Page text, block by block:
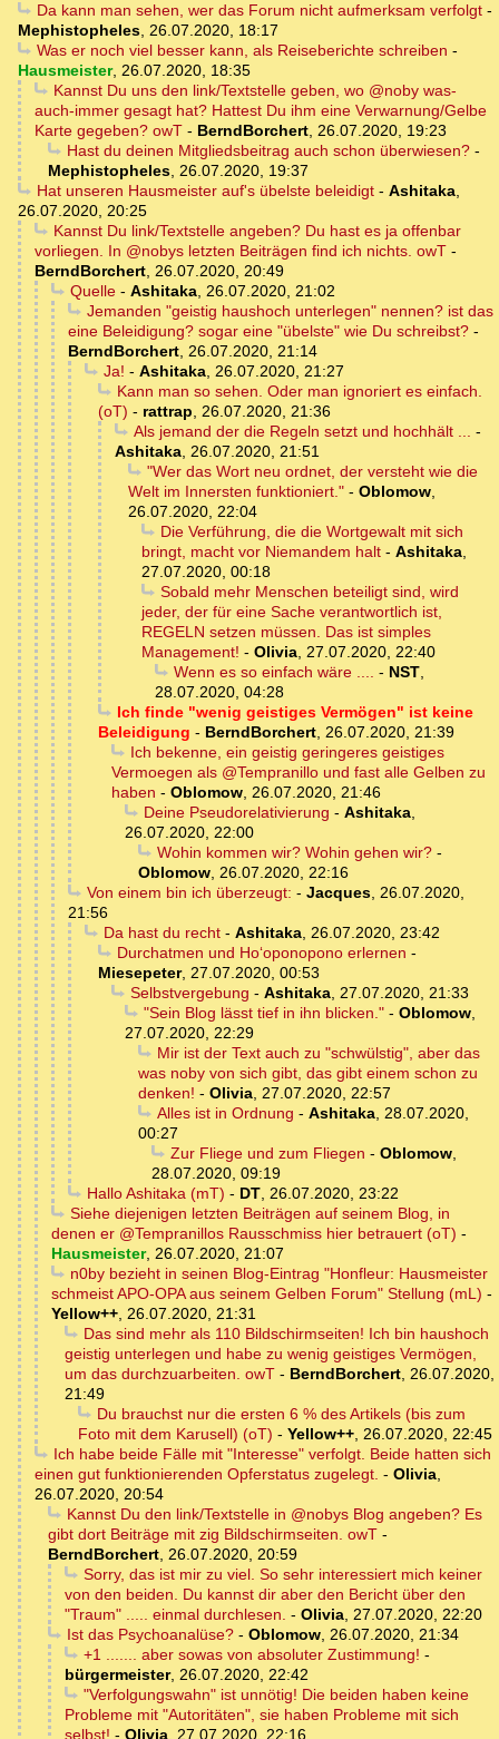
Da kann man sehen, wer das Forum nicht aufmerksam verfolgt-
Mephistopheles, 26.07.2020, 18:17
Was er noch viel besser kann, als Reiseberichte schreiben -
Hausmeister, 26.07.2020, 18:35
Kannst Du uns den link/Textstelle geben, wo @noby was-
auch-immer gesagt hat? Hattest Du ihm eine Verwarnung/Gelbe
Karte gegeben? owT - BerndBorchert, 26.07.2020, 19:23
Hast du deinen Mitgliedsbeitrag auch schon überwiesen?-
Mephistopheles, 26.07.2020, 19:37
Hat unseren Hausmeister auf's übelste beleidigt- Ashitaka,
26.07.2020, 20:25
Kannst Du link/Textstelle angeben? Du hast es ja offenbar
vorliegen. In @nobys letzten Beiträgen find ich nichts. owT -
BerndBorchert, 26.07.2020, 20:49
Quelle- Ashitaka, 26.07.2020, 21:02
Jemanden "geistig haushoch unterlegen" nennen? ist das
eine Beleidigung? sogar eine "übelste" wie Du schreibst? -
BerndBorchert, 26.07.2020, 21:14
Ja! - Ashitaka, 26.07.2020, 21:27
Kann man so sehen. Oder man ignoriert es einfach.
(oT) - rattrap, 26.07.2020, 21:36
Als jemand der die Regeln setzt und hochhält ... -
Ashitaka, 26.07.2020, 21:51
"Wer das Wort neu ordnet, der versteht wie die
Welt im Innersten funktioniert." - Oblomow,
26.07.2020, 22:04
Die Verführung, die die Wortgewalt mit sich
bringt, macht vor Niemandem halt - Ashitaka,
27.07.2020, 00:18
Sobald mehr Menschen beteiligt sind, wird
jeder, der für eine Sache verantwortlich ist,
REGELN setzen müssen. Das ist simples
Management! - Olivia, 27.07.2020, 22:40
Wenn es so einfach wäre .... - NST,
28.07.2020, 04:28
Ich finde "wenig geistiges Vermögen" ist keine
Beleidigung - BerndBorchert, 26.07.2020, 21:39
Ich bekenne, ein geistig geringeres geistiges
Vermoegen als @Tempranillo und fast alle Gelben zu
haben - Oblomow, 26.07.2020, 21:46
Deine Pseudorelativierung - Ashitaka,
26.07.2020, 22:00
Wohin kommen wir? Wohin gehen wir?-
Oblomow, 26.07.2020, 22:16
Von einem bin ich überzeugt: - Jacques, 26.07.2020,
21:56
Da hast du recht- Ashitaka, 26.07.2020, 23:42
Durchatmen und Hoʻoponopono erlernen -
Miesepeter, 27.07.2020, 00:53
Selbstvergebung - Ashitaka, 27.07.2020, 21:33
"Sein Blog lässt tief in ihn blicken."- Oblomow,
27.07.2020, 22:29
Mir ist der Text auch zu "schwülstig", aber das
was noby von sich gibt, das gibt einem schon zu
denken! - Olivia, 27.07.2020, 22:57
Alles ist in Ordnung - Ashitaka, 28.07.2020,
00:27
Zur Fliege und zum Fliegen - Oblomow,
28.07.2020, 09:19
Hallo Ashitaka (mT) - DT, 26.07.2020, 23:22
Siehe diejenigen letzten Beiträgen auf seinem Blog, in
denen er @Tempranillos Rausschmiss hier betrauert (oT) -
Hausmeister, 26.07.2020, 21:07
n0by bezieht in seinen Blog-Eintrag "Honfleur: Hausmeister
schmeist APO-OPA aus seinem Gelben Forum" Stellung (mL) -
Yellow++, 26.07.2020, 21:31
Das sind mehr als 110 Bildschirmseiten! Ich bin haushoch
geistig unterlegen und habe zu wenig geistiges Vermögen,
um das durchzuarbeiten. owT - BerndBorchert, 26.07.2020,
21:49
Du brauchst nur die ersten 6 % des Artikels (bis zum
Foto mit dem Karusell) (oT) - Yellow++, 26.07.2020, 22:45
Ich habe beide Fälle mit "Interesse" verfolgt. Beide hatten sich
einen gut funktionierenden Opferstatus zugelegt. - Olivia,
26.07.2020, 20:54
Kannst Du den link/Textstelle in @nobys Blog angeben? Es
gibt dort Beiträge mit zig Bildschirmseiten. owT -
BerndBorchert, 26.07.2020, 20:59
Sorry, das ist mir zu viel. So sehr interessiert mich keiner
von den beiden. Du kannst dir aber den Bericht über den
"Traum" ..... einmal durchlesen. - Olivia, 27.07.2020, 22:20
Ist das Psychoanalüse?- Oblomow, 26.07.2020, 21:34
+1 ....... aber sowas von absoluter Zustimmung! -
bürgermeister, 26.07.2020, 22:42
"Verfolgungswahn" ist unnötig! Die beiden haben keine
Probleme mit "Autoritäten", sie haben Probleme mit sich
selbst! - Olivia, 27.07.2020, 22:16